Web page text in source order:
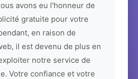
avons eu l'honneur de
gratuite pour votre
en raison de
il est devenu de plus en
notre service de
Votre confiance et votre